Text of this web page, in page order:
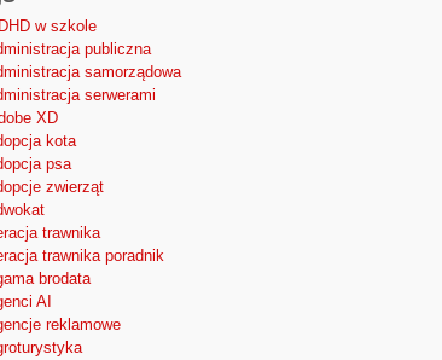
w szkole
publiczna
samorządowa
serwerami
XD
kota
psa
zwierząt
trawnika
trawnika poradnik
brodata
AI
reklamowe